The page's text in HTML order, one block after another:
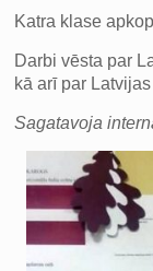
Katra klase
Darbi vēsta par
kā arī par
Sagatavoja